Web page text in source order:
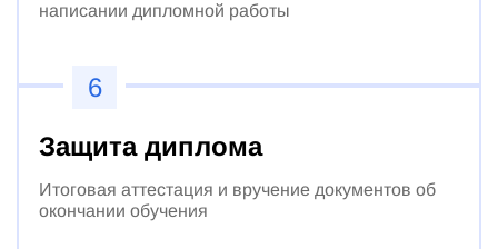
написании дипломной работы
6
Защита диплома
Итоговая аттестация и вручение документов об
окончании обучения